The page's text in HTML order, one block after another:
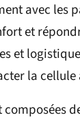
avec les
et
et
la
composées